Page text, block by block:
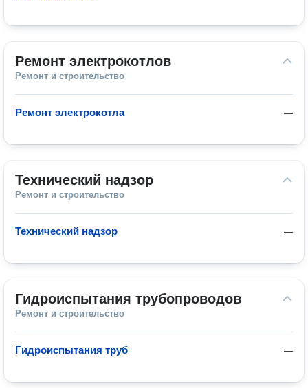
Ремонт электрокотлов
Ремонт и строительство
—
Ремонт электрокотла
Технический надзор
Ремонт и строительство
—
Технический надзор
Гидроиспытания трубопроводов
Ремонт и строительство
—
Гидроиспытания труб